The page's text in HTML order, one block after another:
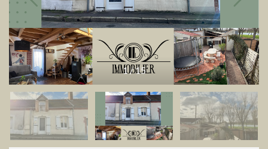
1/15